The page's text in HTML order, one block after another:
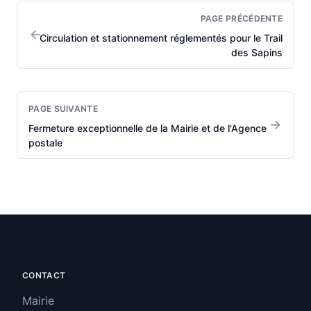
Pages précédente et suivante
PAGE PRÉCÉDENTE
Circulation et stationnement réglementés pour le Trail
des Sapins
PAGE SUIVANTE
Fermeture exceptionnelle de la Mairie et de l'Agence
postale
CONTACT
Mairie